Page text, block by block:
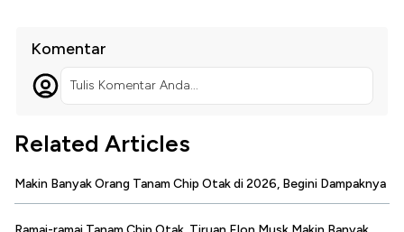
Komentar
Tulis Komentar Anda...
Related Articles
Makin Banyak Orang Tanam Chip Otak di 2026, Begini Dampaknya